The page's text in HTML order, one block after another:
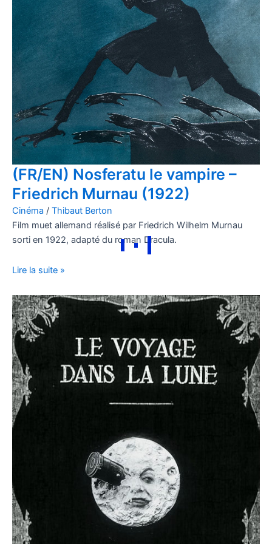
(FR/EN) Nosferatu le vampire –
Friedrich Murnau (1922)
Cinéma / Thibaut Berton
Film muet allemand réalisé par Friedrich Wilhelm Murnau
sorti en 1922, adapté du roman Dracula.
Lire la suite »